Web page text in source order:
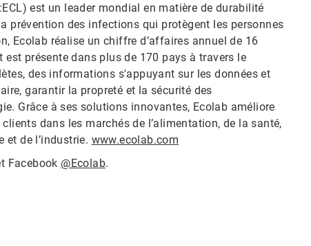
est un leader mondial en matière de durabilité
prévention des infections qui protègent les personnes
Ecolab réalise un chiffre d’affaires annuel de 16
présente dans plus de 170 pays à travers le
des informations s'appuyant sur les données et
garantir la propreté et la sécurité des
Grâce à ses solutions innovantes, Ecolab améliore
dans les marchés de l’alimentation, de la santé,
et de l’industrie. www.ecolab.com
Facebook @Ecolab.